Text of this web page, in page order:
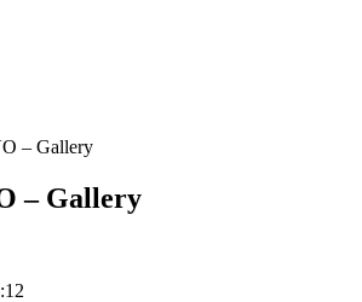
– Gallery